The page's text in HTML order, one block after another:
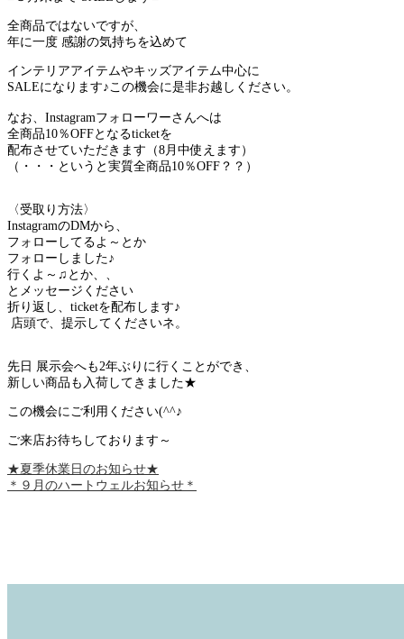
全商品ではないですが、
年に一度 感謝の気持ちを込めて
インテリアアイテムやキッズアイテム中心に
SALEになります♪この機会に是非お越しください。
なお、Instagramフォローワーさんへは
全商品10％OFFとなるticketを
配布させていただきます（8月中使えます）
（・・・というと実質全商品10％OFF？？）
〈受取り方法〉
InstagramのDMから、
フォローしてるよ～とか
フォローしました♪
行くよ～♫とか、、
とメッセージください
折り返し、ticketを配布します♪
店頭で、提示してくださいネ。
先日 展示会へも2年ぶりに行くことができ、
新しい商品も入荷してきました★
この機会にご利用ください(^^♪
ご来店お待ちしております～
★夏季休業日のお知らせ★
＊９月のハートウェルお知らせ＊